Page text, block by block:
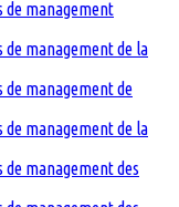
de management
de management de la
de management de
de management de la
de management des